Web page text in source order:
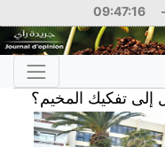
-
09:47:16
تفكيك المخيم؟